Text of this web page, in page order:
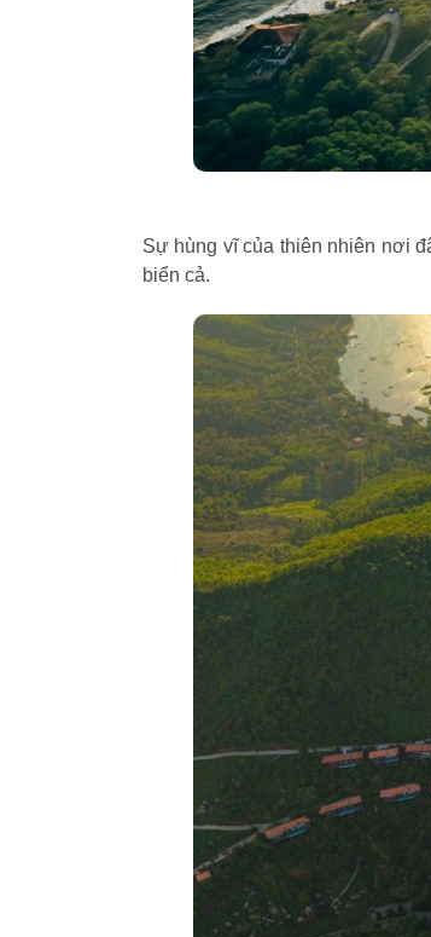
Sự hùng vĩ của thiên nhiên nơi
biển cả.